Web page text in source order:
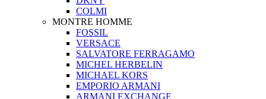
COLMI
MONTRE HOMME
FOSSIL
VERSACE
SALVATORE FERRAGAMO
MICHEL HERBELIN
MICHAEL KORS
EMPORIO ARMANI
ARMANI EXCHANGE